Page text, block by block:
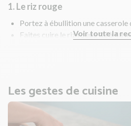
1. Le riz rouge
Portez à ébullition une casserole
Faites cuire le riz rouge 35 à 40
Voir toute la
Les gestes de cuisine